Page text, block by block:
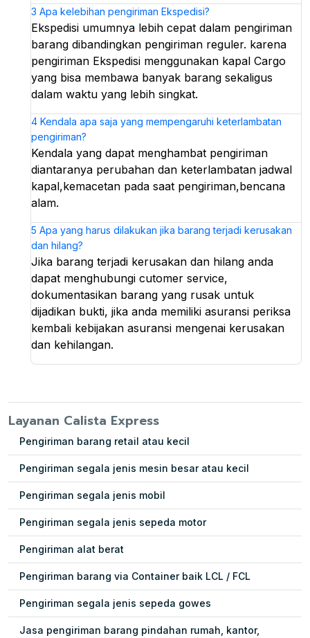
3 Apa kelebihan pengiriman Ekspedisi?
Ekspedisi umumnya lebih cepat dalam pengiriman
barang dibandingkan pengiriman reguler. karena
pengiriman Ekspedisi menggunakan kapal Cargo
yang bisa membawa banyak barang sekaligus
dalam waktu yang lebih singkat.
4 Kendala apa saja yang mempengaruhi keterlambatan
pengiriman?
Kendala yang dapat menghambat pengiriman
diantaranya perubahan dan keterlambatan jadwal
kapal,kemacetan pada saat pengiriman,bencana
alam.
5 Apa yang harus dilakukan jika barang terjadi kerusakan
dan hilang?
Jika barang terjadi kerusakan dan hilang anda
dapat menghubungi cutomer service,
dokumentasikan barang yang rusak untuk
dijadikan bukti, jika anda memiliki asuransi periksa
kembali kebijakan asuransi mengenai kerusakan
dan kehilangan.
Layanan Calista Express
Pengiriman barang retail atau kecil
Pengiriman segala jenis mesin besar atau kecil
Pengiriman segala jenis mobil
Pengiriman segala jenis sepeda motor
Pengiriman alat berat
Pengiriman barang via Container baik LCL / FCL
Pengiriman segala jenis sepeda gowes
Jasa pengiriman barang pindahan rumah, kantor,